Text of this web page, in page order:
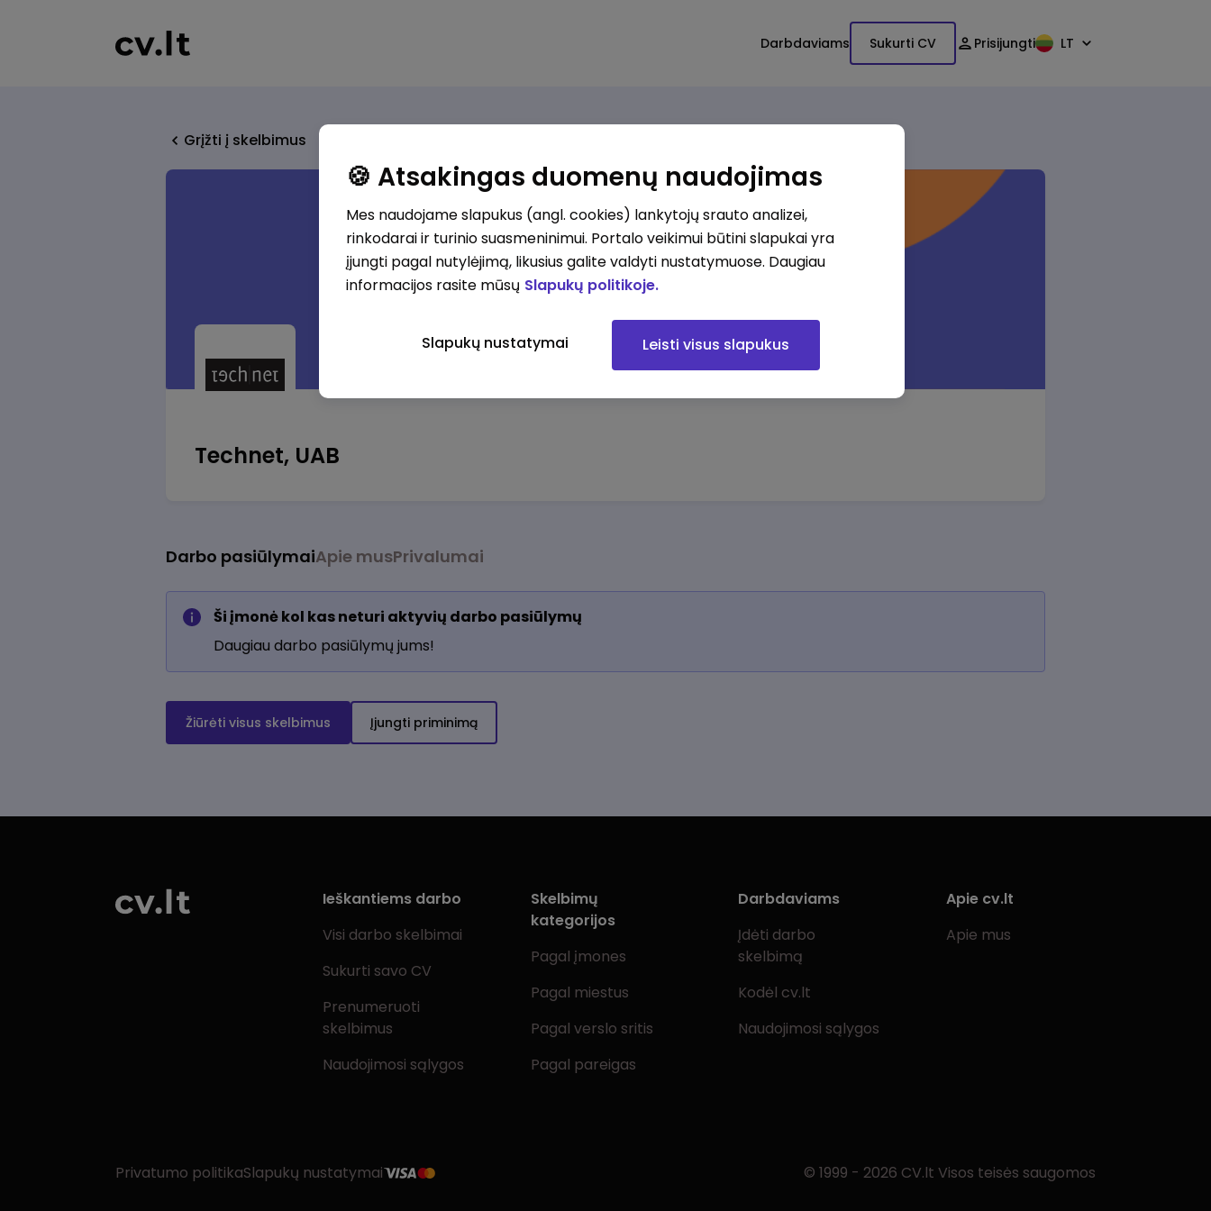
Darbdaviams Sukurti CV Prisijungti LT
Grįžti į skelbimus
Technet, UAB
Darbo pasiūlymaiApie musPrivalumai
Ši įmonė kol kas neturi aktyvių darbo pasiūlymų
Daugiau darbo pasiūlymų jums!
Žiūrėti visus skelbimus Įjungti priminimą
Ieškantiems darbo
Visi darbo skelbimai
Sukurti savo CV
Prenumeruoti
skelbimus
Naudojimosi sąlygos
Skelbimų
kategorijos
Pagal įmones
Pagal miestus
Pagal verslo sritis
Pagal pareigas
Darbdaviams
Įdėti darbo
skelbimą
Kodėl cv.lt
Naudojimosi sąlygos
Apie cv.lt
Apie mus
Privatumo politikaSlapukų nustatymai © 1999 - 2026 CV.lt Visos teisės saugomos
🍪 Atsakingas duomenų naudojimas
Mes naudojame slapukus (angl. cookies) lankytojų srauto analizei,
rinkodarai ir turinio suasmeninimui. Portalo veikimui būtini slapukai yra
įjungti pagal nutylėjimą, likusius galite valdyti nustatymuose. Daugiau
informacijos rasite mūsų Slapukų politikoje.
Slapukų nustatymai Leisti visus slapukus